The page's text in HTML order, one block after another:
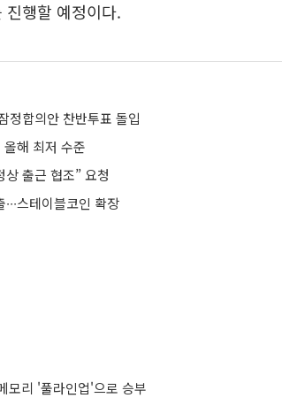
행할 예정이다.
정합의안 찬반투표 돌입
해 최저 수준
상 출근 협조” 요청
스테이블코인 확장
모리 '풀라인업'으로 승부